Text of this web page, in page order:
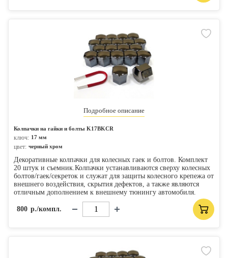
Подробное описание
Колпачки на гайки и болты K17BKCR
ключ: 17 мм
цвет: черный хром
Декоративные колпачки для колесных гаек и болтов. Комплект
20 штук и съемник.Колпачки устанавливаются сверху колесных
болтов/гаек/секреток и служат для защиты колесного крепежа от
внешнего воздействия, скрытия дефектов, а также являются
отличным дополнением к внешнему тюнингу автомобиля.
800 р./компл.